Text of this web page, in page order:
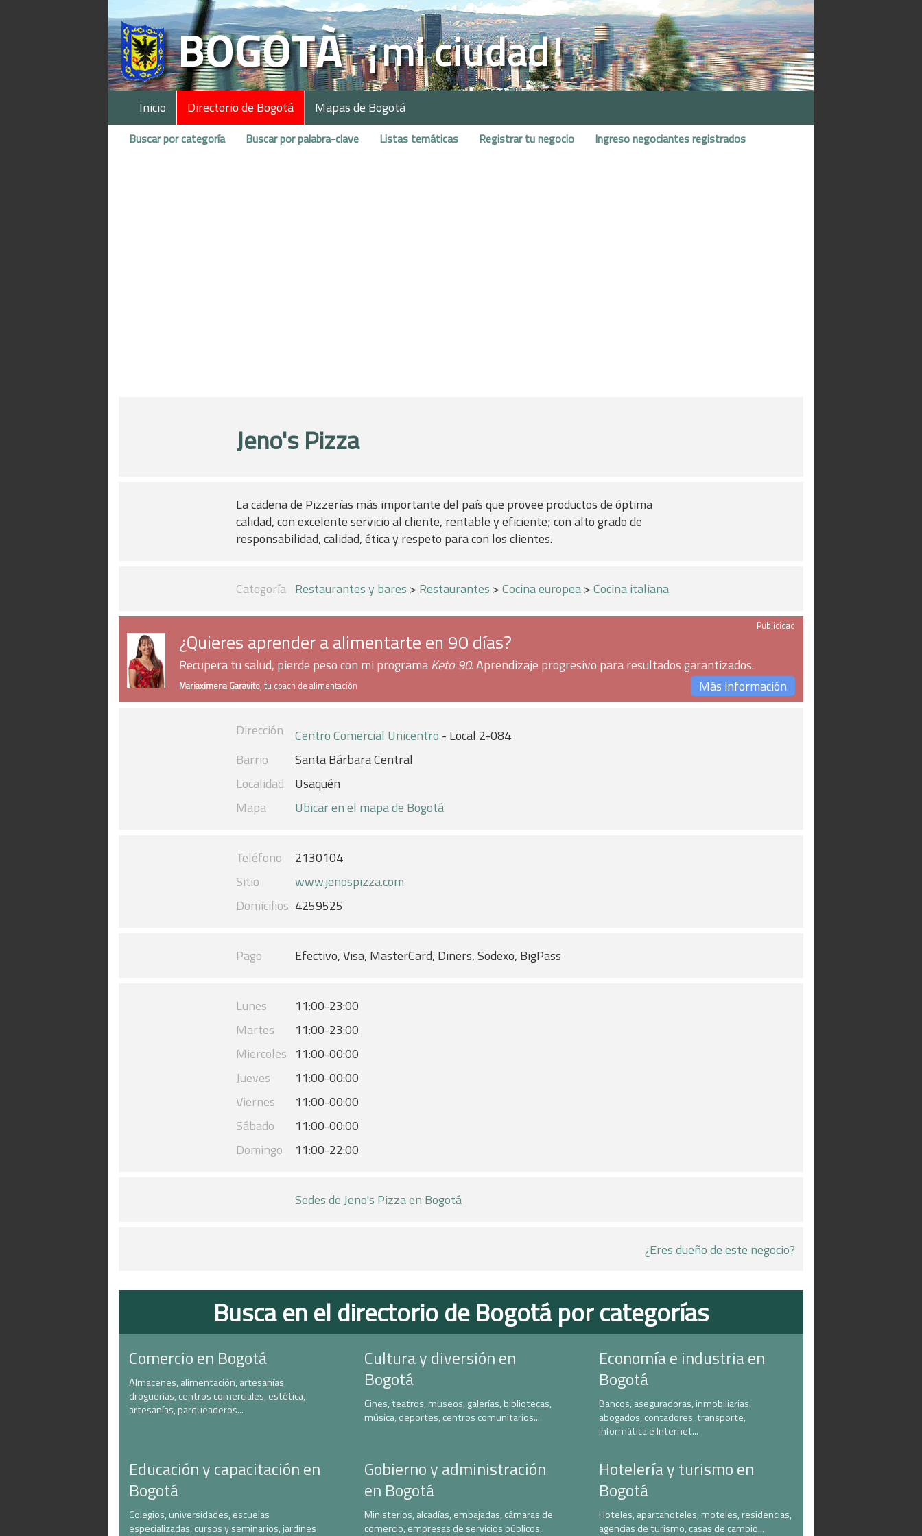
Inicio Directorio de Bogotá Mapas de Bogotá
Buscar por categoría Buscar por palabra-clave Listas temáticas Registrar tu negocio Ingreso negociantes registrados
Jeno's Pizza
La cadena de Pizzerías más importante del país que provee productos de óptima
calidad, con excelente servicio al cliente, rentable y eficiente; con alto grado de
responsabilidad, calidad, ética y respeto para con los clientes.
Categoría Restaurantes y bares > Restaurantes >Cocina europea>Cocina italiana
Publicidad
¿Quieres aprender a alimentarte en 90 días?
Recupera tu salud, pierde peso con mi programaKeto 90. Aprendizaje progresivo para resultados garantizados.
Mariaximena Garavito, tu coach de alimentación Más información
Dirección Centro Comercial Unicentro - Local 2-084
Barrio
Santa Bárbara Central
Localidad
Usaquén
Mapa
Ubicar en el mapa de Bogotá
Teléfono
2130104
Sitio
www.jenospizza.com
Domicilios 4259525
Pago Efectivo, Visa, MasterCard, Diners, Sodexo, BigPass
Lunes
11:00-23:00
Martes
11:00-23:00
Miercoles 11:00-00:00
Jueves
11:00-00:00
Viernes
11:00-00:00
Sábado
11:00-00:00
Domingo
11:00-22:00
Sedes de Jeno's Pizza en Bogotá
¿Eres dueño de este negocio?
Busca en el directorio de Bogotá por categorías
Comercio en Bogotá
Almacenes, alimentación, artesanías,
droguerías, centros comerciales, estética,
artesanías, parqueaderos...
Cultura y diversión en
Bogotá
Cines, teatros, museos, galerías, bibliotecas,
música, deportes, centros comunitarios...
Economía e industria en
Bogotá
Bancos, aseguradoras, inmobiliarias,
abogados, contadores, transporte,
informática e Internet...
Educación y capacitación en
Bogotá
Colegios, universidades, escuelas
especializadas, cursos y seminarios, jardines
Gobierno y administración
en Bogotá
Ministerios, alcadías, embajadas, cámaras de
comercio, empresas de servicios públicos,
Hotelería y turismo en
Bogotá
Hoteles, apartahoteles, moteles, residencias,
agencias de turismo, casas de cambio...